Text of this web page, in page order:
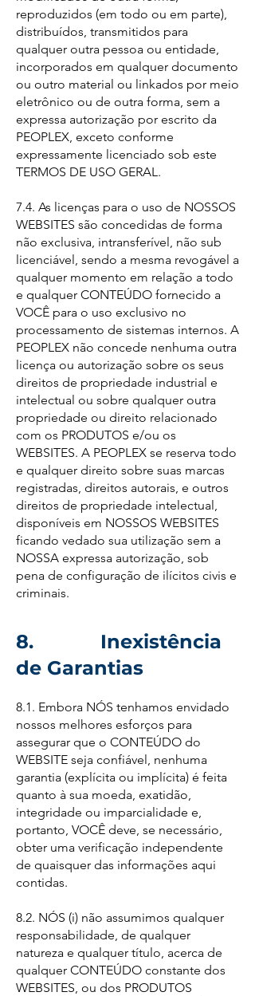
reproduzidos (em todo ou em parte),
distribuídos, transmitidos para
qualquer outra pessoa ou entidade,
incorporados em qualquer documento
ou outro material ou linkados por meio
eletrônico ou de outra forma, sem a
expressa autorização por escrito da
PEOPLEX, exceto conforme
expressamente licenciado sob este
TERMOS DE USO GERAL.
7.4. As licenças para o uso de NOSSOS
WEBSITES são concedidas de forma
não exclusiva, intransferível, não sub
licenciável, sendo a mesma revogável a
qualquer momento em relação a todo
e qualquer CONTEÚDO fornecido a
VOCÊ para o uso exclusivo no
processamento de sistemas internos. A
PEOPLEX não concede nenhuma outra
licença ou autorização sobre os seus
direitos de propriedade industrial e
intelectual ou sobre qualquer outra
propriedade ou direito relacionado
com os PRODUTOS e/ou os
WEBSITES. A PEOPLEX se reserva todo
e qualquer direito sobre suas marcas
registradas, direitos autorais, e outros
direitos de propriedade intelectual,
disponíveis em NOSSOS WEBSITES
ficando vedado sua utilização sem a
NOSSA expressa autorização, sob
pena de configuração de ilícitos civis e
criminais.
8. Inexistência
de Garantias
8.1. Embora NÓS tenhamos envidado
nossos melhores esforços para
assegurar que o CONTEÚDO do
WEBSITE seja confiável, nenhuma
garantia (explícita ou implícita) é feita
quanto à sua moeda, exatidão,
integridade ou imparcialidade e,
portanto, VOCÊ deve, se necessário,
obter uma verificação independente
de quaisquer das informações aqui
contidas.
8.2. NÓS (i) não assumimos qualquer
responsabilidade, de qualquer
natureza e qualquer título, acerca de
qualquer CONTEÚDO constante dos
WEBSITES, ou dos PRODUTOS